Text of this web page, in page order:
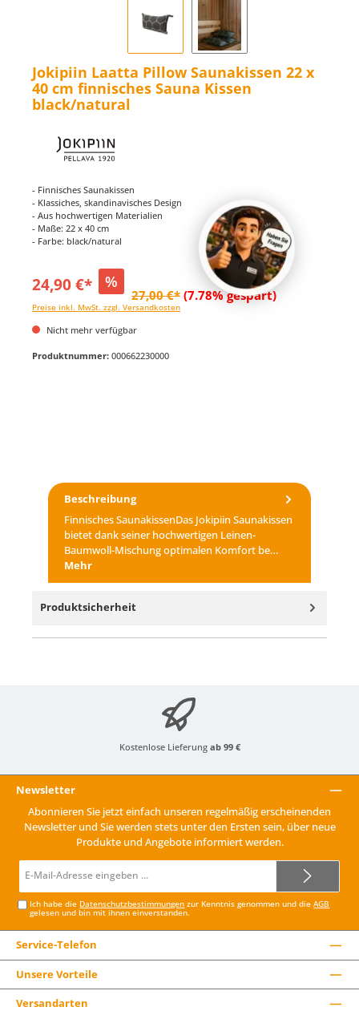
Jokipiin Laatta Pillow Saunakissen 22 x
40 cm finnisches Sauna Kissen
black/natural
- Finnisches Saunakissen
- Klassiches, skandinavisches Design
- Aus hochwertigen Materialien
- Maße: 22 x 40 cm
- Farbe: black/natural
24,90 €* %
27,00 €* (7.78% gespart)
Preise inkl. MwSt. zzgl. Versandkosten
Nicht mehr verfügbar
Produktnummer: 000662230000
Beschreibung
Finnisches SaunakissenDas Jokipiin Saunakissen
bietet dank seiner hochwertigen Leinen-
Baumwoll-Mischung optimalen Komfort be…
Mehr
Produktsicherheit
Kostenlose Lieferung ab 99 €
Newsletter
Abonnieren Sie jetzt einfach unseren regelmäßig erscheinenden
Newsletter und Sie werden stets unter den Ersten sein, über neue
Produkte und Angebote informiert werden.
Mail-
Ich habe die Datenschutzbestimmungen zur Kenntnis genommen und dieAGB
gelesen und bin mit ihnen einverstanden.
Service-Telefon
Unsere Vorteile
Versandarten